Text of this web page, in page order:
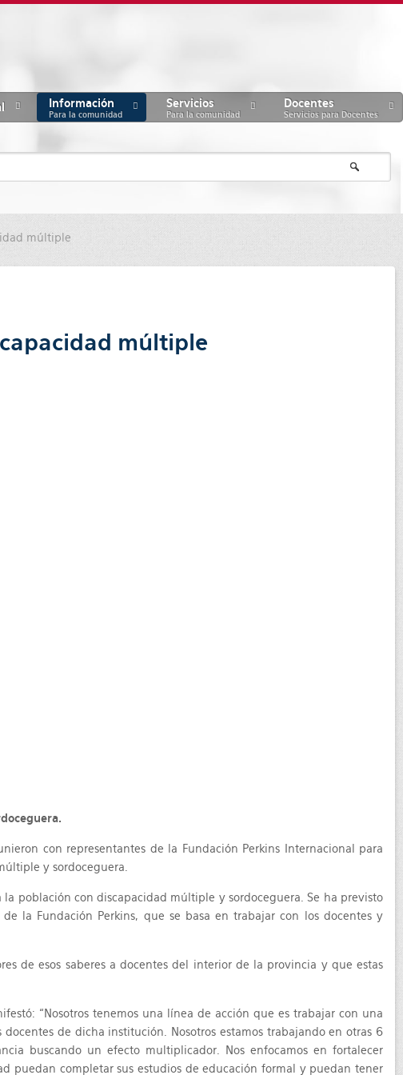
Información
Para la comunidad
Servicios
Para la comunidad
Docentes
Servicios para Docentes
múltiple
múltiple
con representantes de la Fundación Perkins Internacional para
y sordoceguera.
población con discapacidad múltiple y sordoceguera. Se ha previsto
la Fundación Perkins, que se basa en trabajar con los docentes y
de esos saberes a docentes del interior de la provincia y que estas
“Nosotros tenemos una línea de acción que es trabajar con una
de dicha institución. Nosotros estamos trabajando en otras 6
buscando un efecto multiplicador. Nos enfocamos en fortalecer
puedan completar sus estudios de educación formal y puedan tener